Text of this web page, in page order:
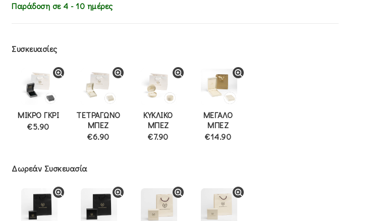
Παράδοση σε 4 - 10 ημέρες
Συσκευασίες
ΜΙΚΡΟ ΓΚΡΙ
€5.90
ΤΕΤΡΑΓΩΝΟ
ΜΠΕΖ
€6.90
ΚΥΚΛΙΚΟ
ΜΠΕΖ
€7.90
ΜΕΓΑΛΟ
ΜΠΕΖ
€14.90
Δωρεάν Συσκευασία